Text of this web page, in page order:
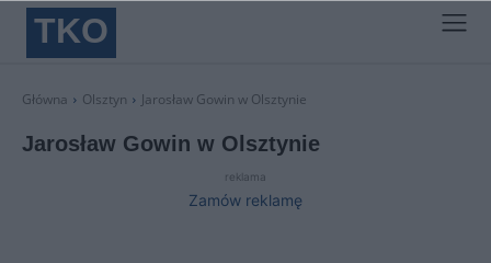
TKO
Główna Olsztyn Jarosław Gowin w Olsztynie
Jarosław Gowin w Olsztynie
reklama
Zamów reklamę